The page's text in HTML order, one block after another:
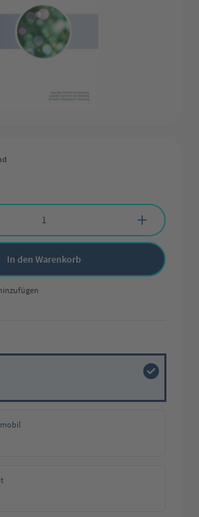
gewünschten Wert ein oder benutze die
In den Warenkorb